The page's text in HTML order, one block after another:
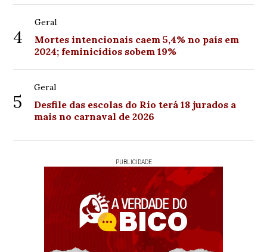
4
Geral
Mortes intencionais caem 5,4% no país em
2024; feminicídios sobem 19%
5
Geral
Desfile das escolas do Rio terá 18 jurados a
mais no carnaval de 2026
PUBLICIDADE